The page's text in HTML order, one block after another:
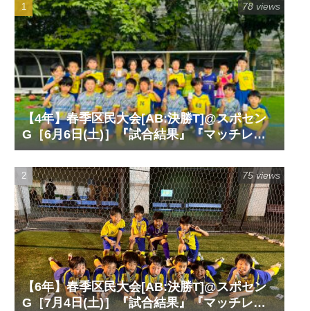
【4年】春季区民大会[AB:決勝T]@スポセン
G［6月6日(土)］『試合結果』『マッチレポ
ート』『試合動画』
78 views
【6年】春季区民大会[AB:決勝T]@スポセン
G［7月4日(土)］『試合結果』『マッチレポ
75 views